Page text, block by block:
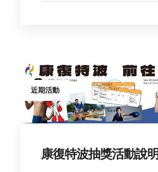
近期活動
康復特波抽獎活動說明